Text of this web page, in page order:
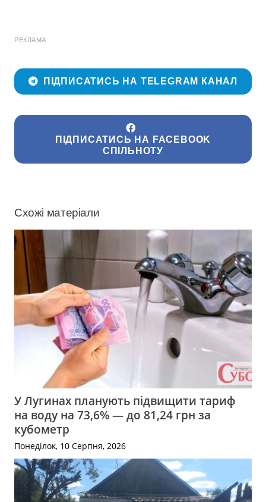
РЕКЛАМА
ПІДПИСАТИСЬ НА TELEGRAM КАНАЛ
ПІДПИСАТИСЬ НА FACEBOOK
СПІЛЬНОТУ
Схожі матеріали
У Лугинах планують підвищити тариф
на воду на 73,6% — до 81,24 грн за
кубометр
Понеділок, 10 Серпня, 2026